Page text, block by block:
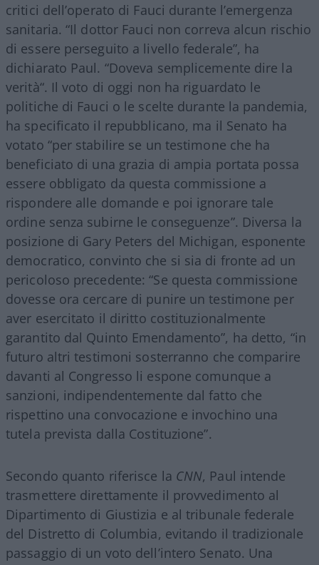
critici dell’operato di Fauci durante l’emergenza
sanitaria. “Il dottor Fauci non correva alcun rischio
di essere perseguito a livello federale”, ha
dichiarato Paul. “Doveva semplicemente dire la
verità“. Il voto di oggi non ha riguardato le
politiche di Fauci o le scelte durante la pandemia,
ha specificato il repubblicano, ma il Senato ha
votato “per stabilire se un testimone che ha
beneficiato di una grazia di ampia portata possa
essere obbligato da questa commissione a
rispondere alle domande e poi ignorare tale
ordine senza subirne le conseguenze”. Diversa la
posizione di Gary Peters del Michigan, esponente
democratico, convinto che si sia di fronte ad un
pericoloso precedente: “Se questa commissione
dovesse ora cercare di punire un testimone per
aver esercitato il diritto costituzionalmente
garantito dal Quinto Emendamento”, ha detto, “in
futuro altri testimoni sosterranno che comparire
davanti al Congresso li espone comunque a
sanzioni, indipendentemente dal fatto che
rispettino una convocazione e invochino una
tutela prevista dalla Costituzione”.
Secondo quanto riferisce la CNN, Paul intende
trasmettere direttamente il provvedimento al
Dipartimento di Giustizia e al tribunale federale
del Distretto di Columbia, evitando il tradizionale
passaggio di un voto dell’intero Senato. Una